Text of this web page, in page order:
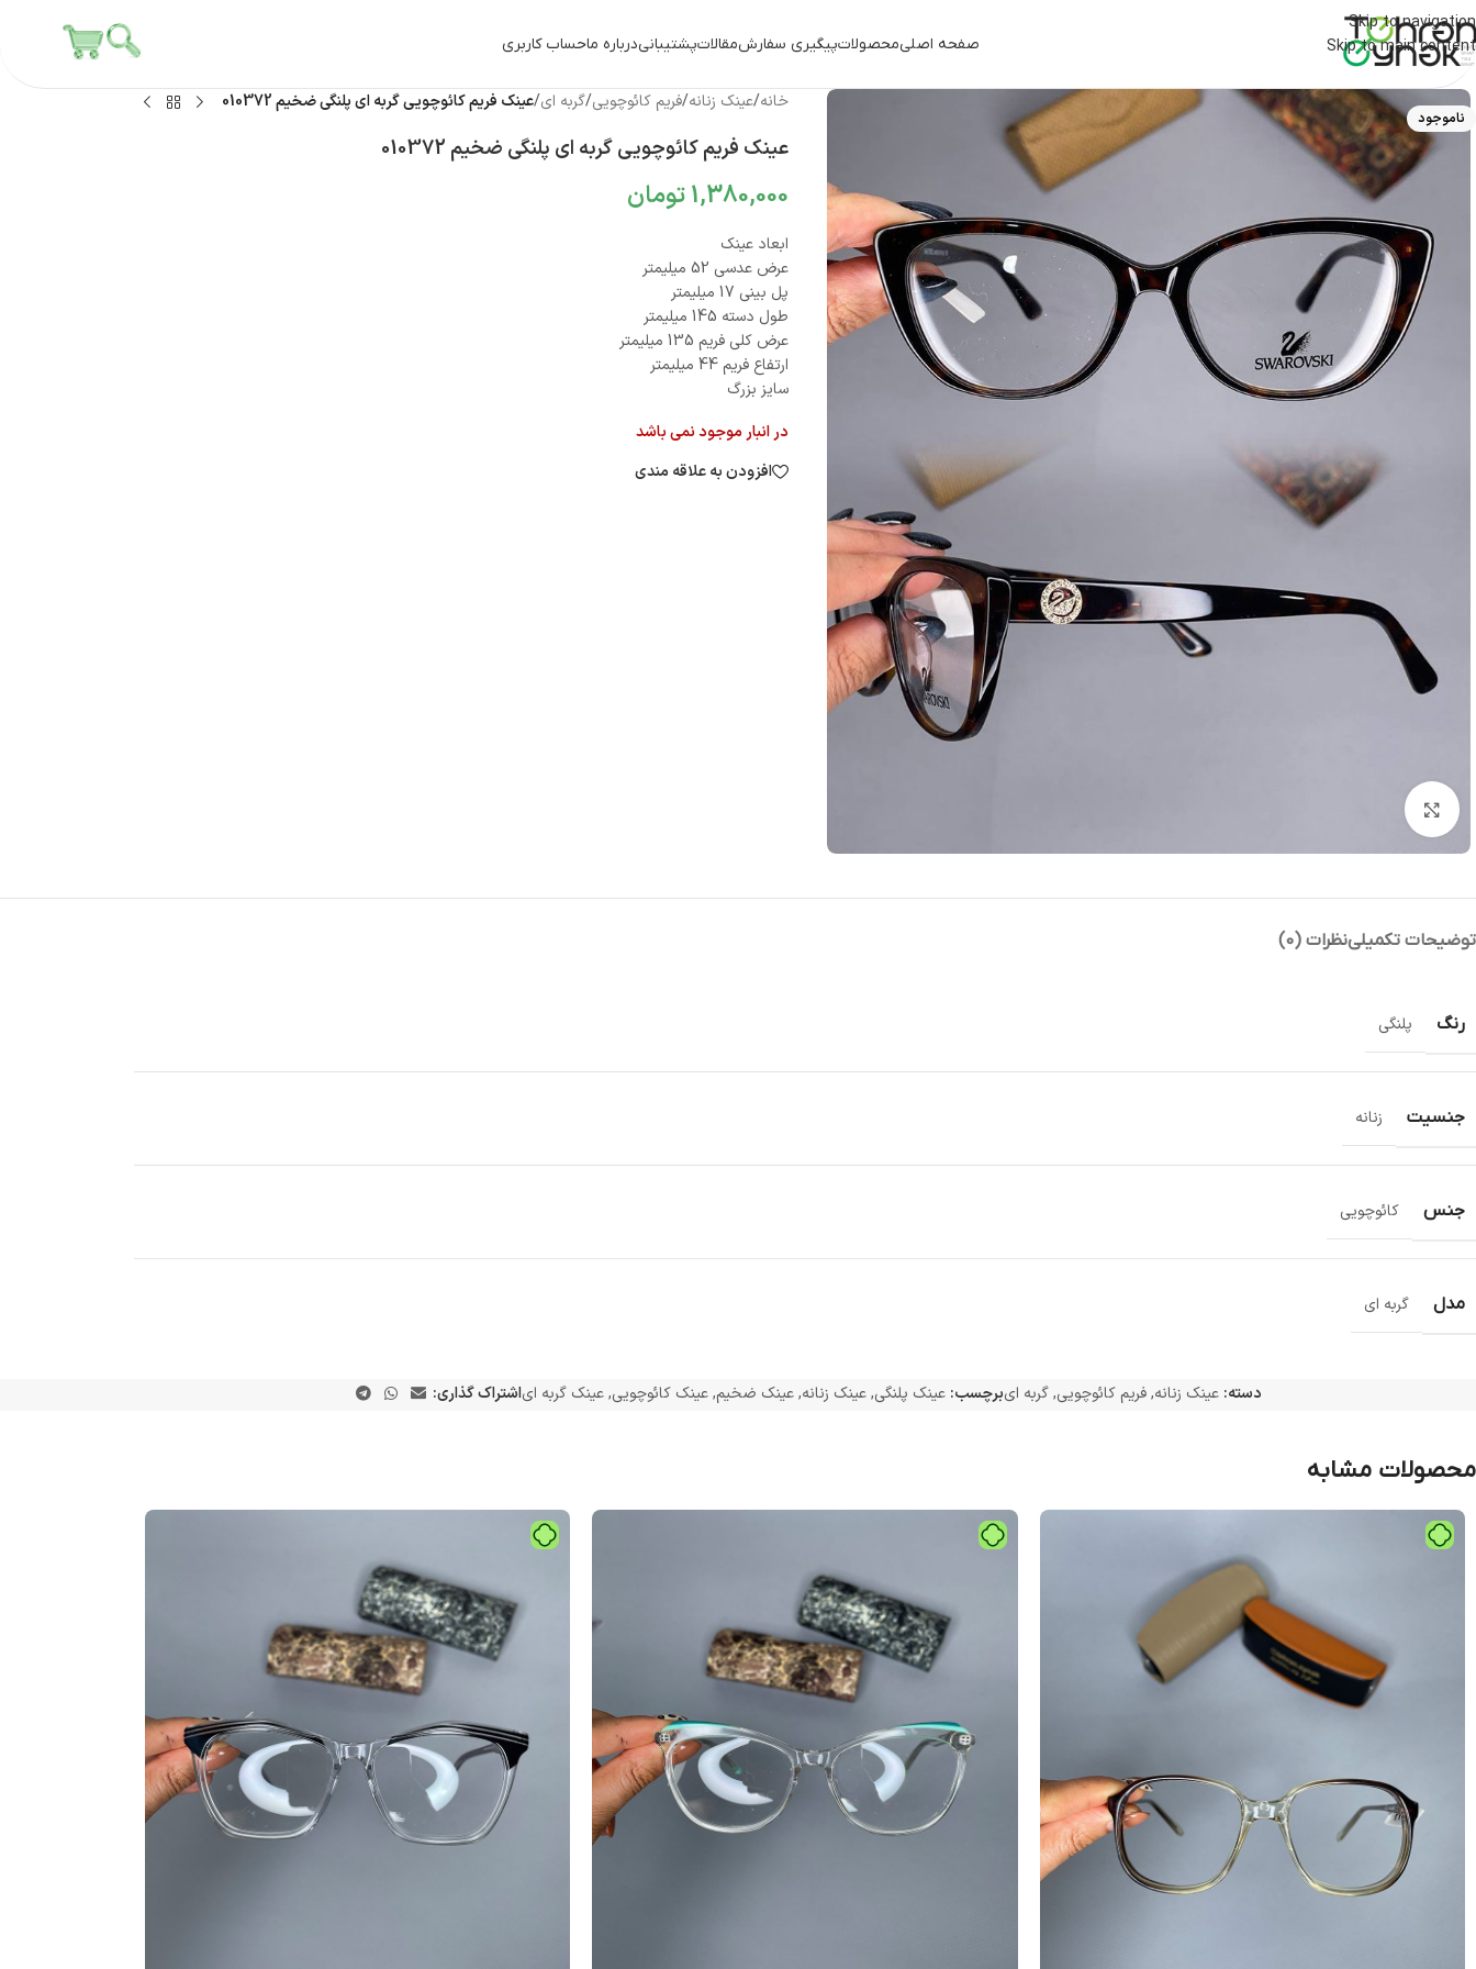
Skip to navigation
Skip to main content
صفحه اصلیمحصولاتپیگیری سفارشمقالاتپشتیبانیدرباره ماحساب کاربری
ناموجود
خانه/عینک زنانه/فریم کائوچویی/گربه ای/عینک فریم کائوچویی گربه ای پلنگی ضخیم 010372
عینک فریم کائوچویی گربه ای پلنگی ضخیم 010372
1,380,000تومان
ابعاد عینک
عرض عدسی 52 میلیمتر
پل بینی 17 میلیمتر
طول دسته 145 میلیمتر
عرض کلی فریم 135 میلیمتر
ارتفاع فریم 44 میلیمتر
سایز بزرگ
در انبار موجود نمی باشد
افزودن به علاقه مندی
توضیحات تکمیلینظرات (0)
رنگ پلنگی
جنسیت زنانه
جنس کائوچویی
مدل گربه ای
دسته: عینک زنانه, فریم کائوچویی, گربه ایبرچسب: عینک پلنگی, عینک زنانه, عینک ضخیم, عینک کائوچویی, عینک گربه ایاشتراک گذاری:
محصولات مشابه